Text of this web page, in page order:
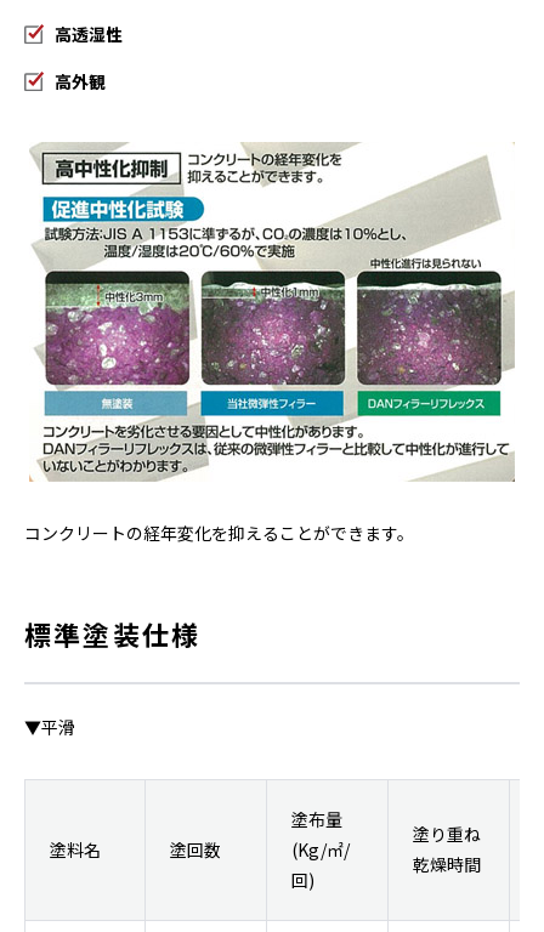
高透湿性
高外観
コンクリートの経年変化を抑えることができます。
標準塗装仕様
▼平滑
塗料名 塗回数
塗布量
(Kg/㎡/
回)
塗り重ね
乾燥時間